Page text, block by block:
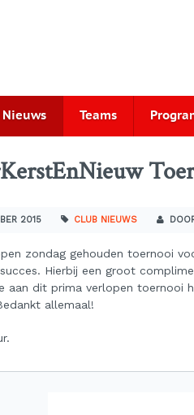
Nieuws Teams
2015 CLUB NIEUWS
zondag gehouden toernooi
Hierbij een groot
aan dit prima verlopen toernooi
allemaal!